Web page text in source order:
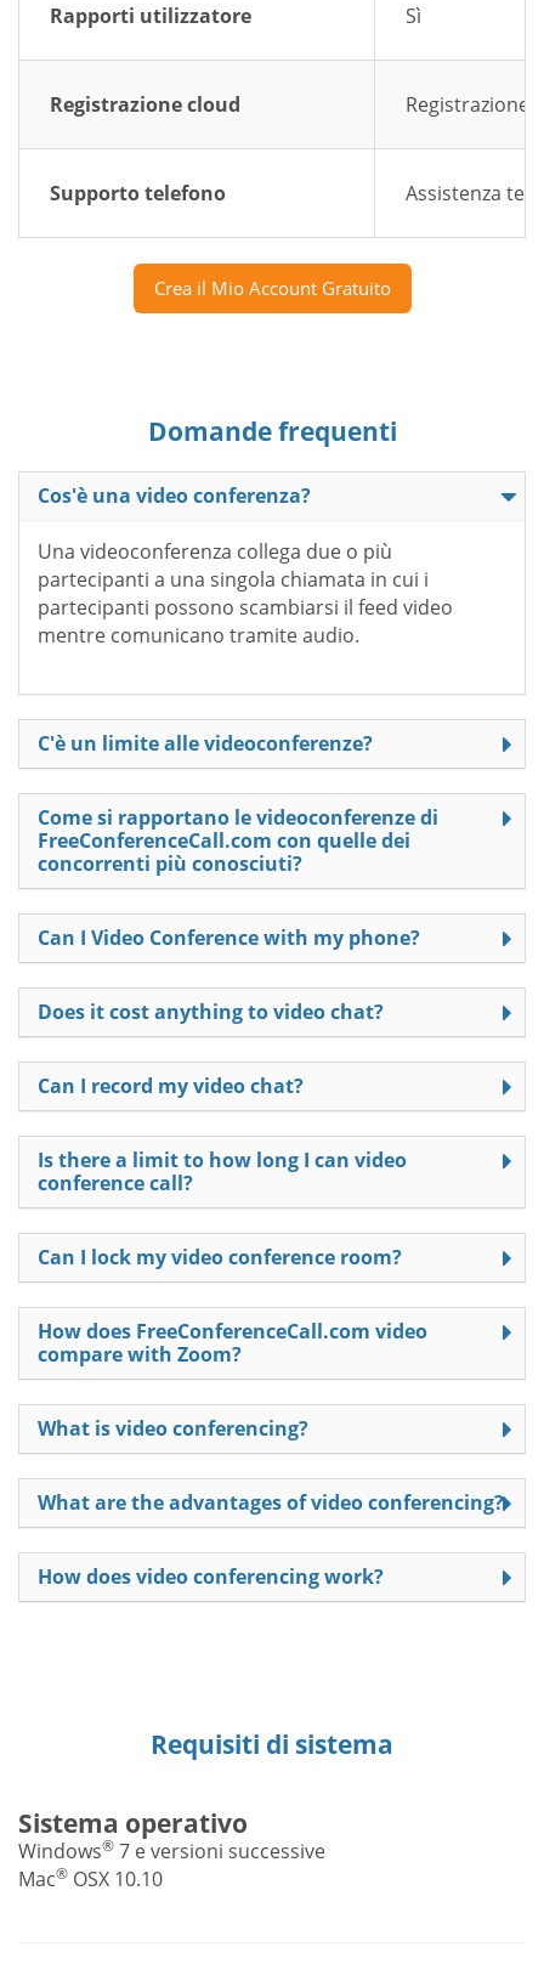
Rapporti utilizzatore Sì
Registrazione cloud Registrazione
Supporto telefono Assistenza
Crea il Mio Account Gratuito
Domande frequenti
Cos'è una video conferenza?
Una videoconferenza collega due o più
partecipanti a una singola chiamata in cui i
partecipanti possono scambiarsi il feed video
mentre comunicano tramite audio.
C'è un limite alle videoconferenze?
Come si rapportano le videoconferenze di
FreeConferenceCall.com con quelle dei
concorrenti più conosciuti?
Can I Video Conference with my phone?
Does it cost anything to video chat?
Can I record my video chat?
Is there a limit to how long I can video
conference call?
Can I lock my video conference room?
How does FreeConferenceCall.com video
compare with Zoom?
What is video conferencing?
What are the advantages of video conferencing?
How does video conferencing work?
Requisiti di sistema
Sistema operativo
Windows® 7 e versioni successive
Mac® OSX 10.10